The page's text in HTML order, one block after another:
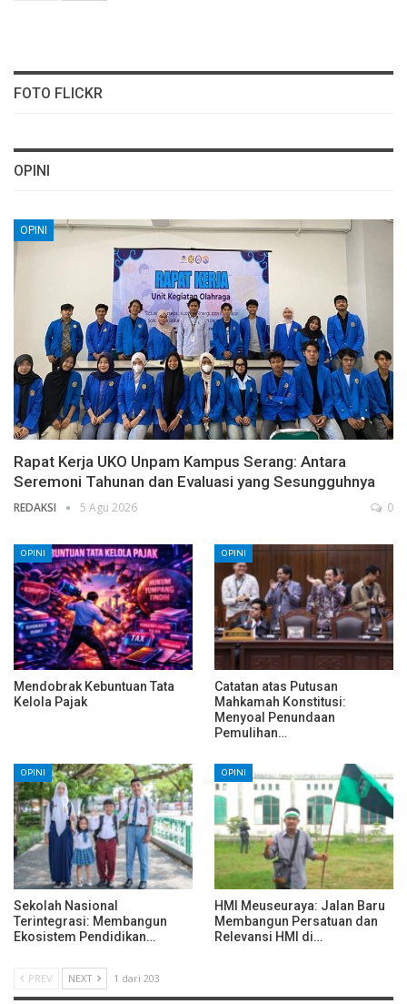
FOTO FLICKR
OPINI
OPINI
Rapat Kerja UKO Unpam Kampus Serang: Antara
Seremoni Tahunan dan Evaluasi yang Sesungguhnya
REDAKSI 5 Agu 2026 0
OPINI
Mendobrak Kebuntuan Tata
Kelola Pajak
OPINI
Catatan atas Putusan
Mahkamah Konstitusi:
Menyoal Penundaan
Pemulihan…
OPINI
Sekolah Nasional
Terintegrasi: Membangun
Ekosistem Pendidikan…
OPINI
HMI Meuseuraya: Jalan Baru
Membangun Persatuan dan
Relevansi HMI di…
PREV NEXT 1 dari 203